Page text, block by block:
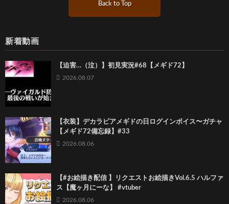
Back to Top
新着動画
【迫害…（泣）】初見実況#68【メギド72】
2026.08.07
【衣装】デカラビアメギドの日ログインボイス〜ガチャ
【メギド72備忘録】#33
2026.08.06
【#お絵描き配信 】リクエストお絵描きVol.6.5 ハルファ
ス【魔ヶ月にーな】 #vtuber
2026.08.06